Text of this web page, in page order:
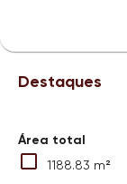
Destaques
Área total
1188.83 m²